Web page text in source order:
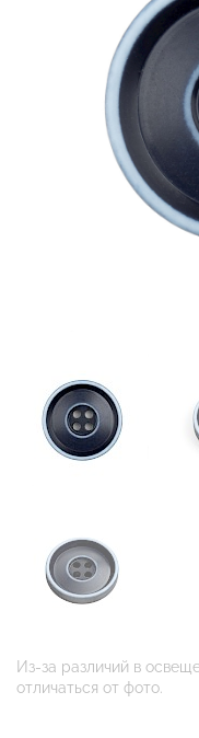
Из-за различий в
отличаться от фото.